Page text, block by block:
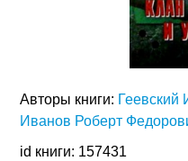
Авторы книги: Геевский
Иванов Роберт
id книги: 157431